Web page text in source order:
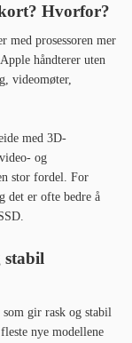
Hvorfor?
med prosessoren mer
håndterer uten
videomøter,
med 3D-
og
stor fordel. For
det er ofte bedre å
stabil
gir rask og stabil
nye modellene